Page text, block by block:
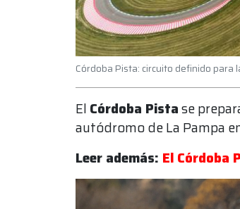
Córdoba Pista: circuito definido para
El Córdoba Pistase
autódromo de La Pampa
Leer además: El Córdoba